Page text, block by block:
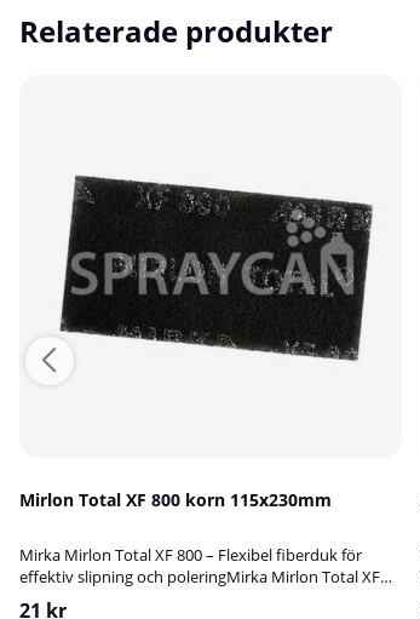
Relaterade produkter
Mirlon Total XF 800 korn 115x230mm
Mirka Mirlon Total XF 800 – Flexibel fiberduk för
effektiv slipning och poleringMirka Mirlon Total XF
800 är en högpresterande fiberduk med
21 kr